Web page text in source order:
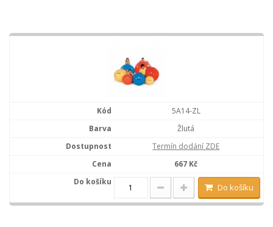
5A14-ZL
Žlutá
Termín dodání ZDE
667 Kč
Do košíku